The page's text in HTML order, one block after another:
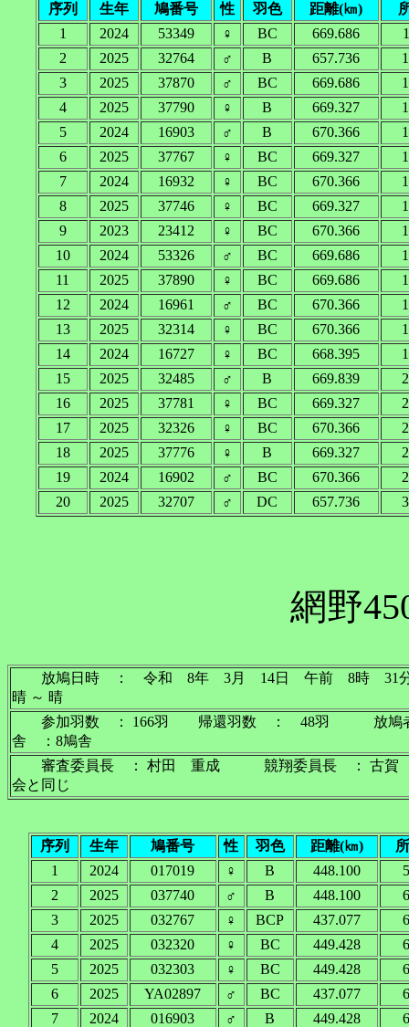
序列 生年 鳩番号 性 羽色 距離(㎞)
1
2024 53349 ♀ BC 669.686
2
2025 32764 ♂ B 657.736
3
2025 37870 ♂ BC 669.686
4
2025 37790 ♀ B 669.327
5
2024 16903 ♂ B 670.366
6
2025 37767 ♀ BC 669.327
7
2024 16932 ♀ BC 670.366
8
2025 37746 ♀ BC 669.327
9
2023 23412 ♀ BC 670.366
10
2024 53326 ♂ BC 669.686
11
2025 37890 ♀ BC 669.686
12
2024 16961 ♂ BC 670.366
13
2025 32314 ♀ BC 670.366
14
2024 16727 ♀ BC 668.395
15
2025 32485 ♂ B 669.839
16
2025 37781 ♀ BC 669.327
17
2025 32326 ♀ BC 670.366
18
2025 37776 ♀ B 669.327
19
2024 16902 ♂ BC 670.366
20
2025 32707 ♂ DC 657.736
網野
放鳩日時 ： 令和 8年 3月 14日 午前
晴 ～ 晴
参加羽数 ： 166羽 帰還羽数 ： 48羽 放鳩者
舎 ：8鳩舎
審査委員長 ： 村田 重成 競翔委員長 ： 古賀
会と同じ
序列 生年 鳩番号 性 羽色 距離(㎞)
1
2024 017019 ♀ B 448.100
2
2025 037740 ♂ B 448.100
3
2025 032767 ♀ BCP 437.077
4
2025 032320 ♀ BC 449.428
5
2025 032303 ♀ BC 449.428
6
2025 YA02897 ♂ BC 437.077
7
2024 016903 ♂ B 449.428